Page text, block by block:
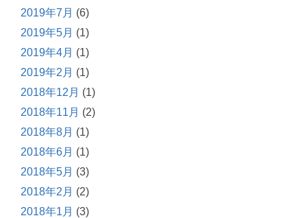
2019年7月 (6)
2019年5月 (1)
2019年4月 (1)
2019年2月 (1)
2018年12月 (1)
2018年11月 (2)
2018年8月 (1)
2018年6月 (1)
2018年5月 (3)
2018年2月 (2)
2018年1月 (3)